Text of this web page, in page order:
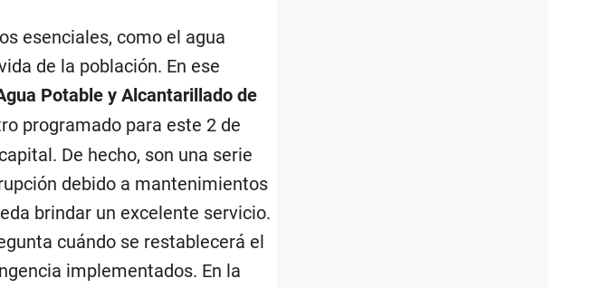
esenciales, como el agua
de la población. En ese
Potable y Alcantarillado de
programado para este 2 de
De hecho, son una serie
debido a mantenimientos
brindar un excelente servicio.
cuándo se restablecerá el
implementados. En la